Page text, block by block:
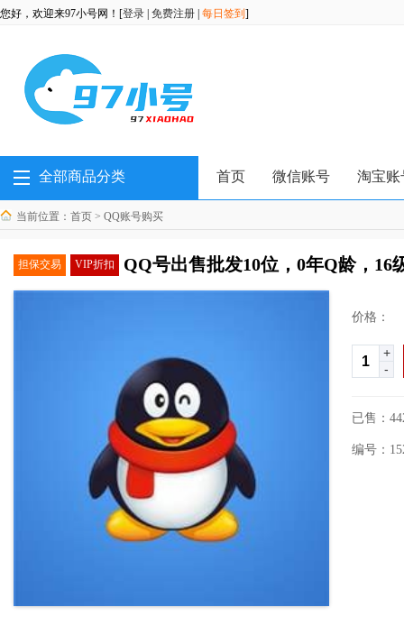
您好，欢迎来97小号网！[登录 免费注册 每日签到 ]
全部商品分类 首页 微信账号 淘宝账
当前位置： 首页 > QQ账号购买
担保交易 VIP折扣 QQ号出售批发10位，0年Q龄，16
价格：
+
-
已售：
编号：